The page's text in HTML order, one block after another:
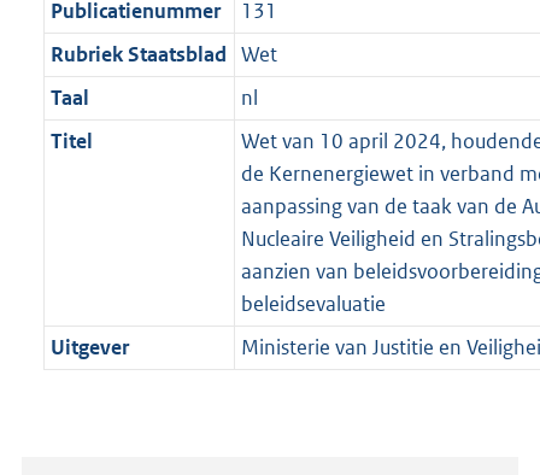
Publicatienummer
131
Rubriek Staatsblad Wet
Taal
nl
Titel
Wet van 10 april 2024,
de Kernenergiewet in verband
aanpassing van de taak van de
Nucleaire Veiligheid en
aanzien van
beleidsevaluatie
Uitgever
Ministerie van Justitie en